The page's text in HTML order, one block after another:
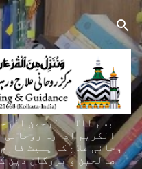
بسم اللہ الرحمن
الکریم ادارہ روحانی
روحانی علاج کا پلیٹ
صالحین و بزرگان دین